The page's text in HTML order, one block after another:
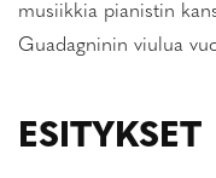
musiikkia pianistin
Guadagninin viulua
ESITYKSET